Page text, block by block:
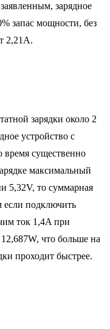
зарядное
запас мощности, без
2,21А.
зарядки около 2
устройство с
время существенно
максимальный
5,32V, то суммарная
подключить
ток 1,4A при
что больше на
проходит быстрее.